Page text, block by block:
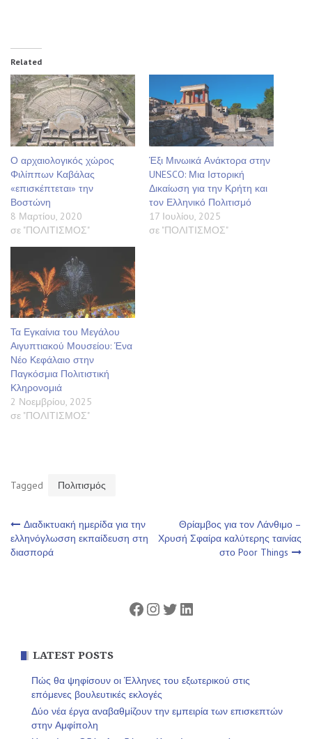
Related
Ο αρχαιολογικός χώρος
Φιλίππων Καβάλας
«επισκέπτεται» την
Βοστώνη
8 Μαρτίου, 2020
σε "ΠΟΛΙΤΙΣΜΟΣ"
Έξι Μινωικά Ανάκτορα στην
UNESCO: Μια Ιστορική
Δικαίωση για την Κρήτη και
τον Ελληνικό Πολιτισμό
17 Ιουλίου, 2025
σε "ΠΟΛΙΤΙΣΜΟΣ"
Τα Εγκαίνια του Μεγάλου
Αιγυπτιακού Μουσείου: Ένα
Νέο Κεφάλαιο στην
Παγκόσμια Πολιτιστική
Κληρονομιά
2 Νοεμβρίου, 2025
σε "ΠΟΛΙΤΙΣΜΟΣ"
Tagged Πολιτισμός
Πλοήγηση
άρθρων
Διαδικτυακή ημερίδα για την
ελληνόγλωσση εκπαίδευση στη
διασπορά
Θρίαμβος για τον Λάνθιμο –
Χρυσή Σφαίρα καλύτερης ταινίας
στο Poor Things
Facebook
Instagram
Twitter
Linkedin
LATEST POSTS
Πώς θα ψηφίσουν οι Έλληνες του εξωτερικού στις
επόμενες βουλευτικές εκλογές
Δύο νέα έργα αναβαθμίζουν την εμπειρία των επισκεπτών
στην Αμφίπολη